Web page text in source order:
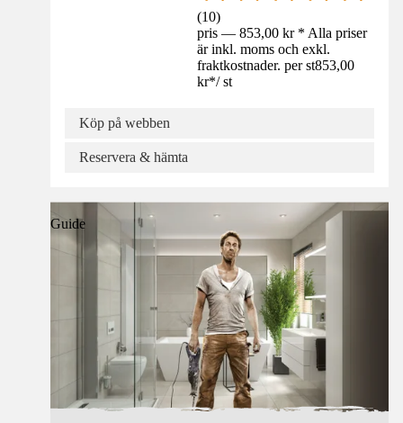
(10)
pris — 853,00 kr * Alla priser
är inkl. moms och exkl.
fraktkostnader. per st853,00
kr*/ st
Köp på webben
Reservera & hämta
Guide